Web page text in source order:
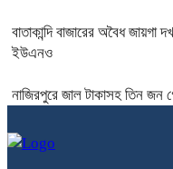
বাতাকান্দি বাজারের অবৈধ
ইউএনও
নাজিরপুরে জাল টাকাসহ তিন জন